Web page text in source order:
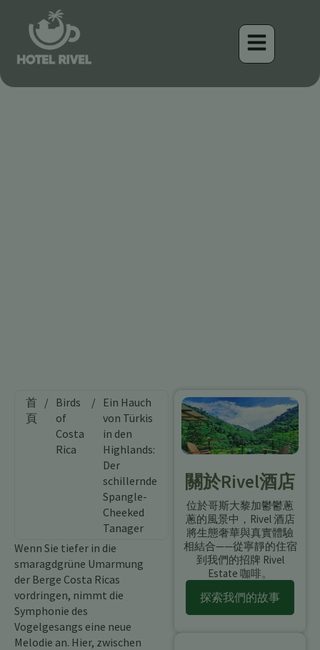
首
頁
/ Birds
of
Costa
Rica
/ Ein Hauch
von Türkis
in den
Highlands:
Der
schillernde
Spangle-
Cheeked
Tanager
Wenn Sie tiefer in die
smaragdgrüne Umarmung
der Berge Costa Ricas
vordringen, nimmt die
Symphonie des
Vogelgesangs eine neue
Melodie an. Hier, zwischen
關於Rivel酒店
位於哥斯大黎加鬱鬱蔥
蔥的風景中，Rivel 酒店
將生態奢華與真實體驗
相結合——從寧靜的住宿
到我們的招牌 Rivel
Estate 咖啡。
探索我們的故事